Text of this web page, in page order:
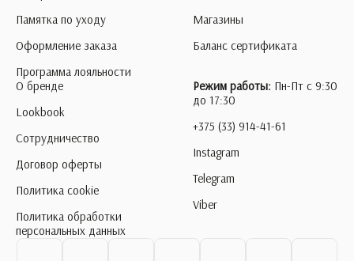
Памятка по уходу
Оформление заказа
Программа лояльности
Магазины
Баланс сертификата
О бренде
Lookbook
Сотрудничество
Договор оферты
Политика cookie
Политика обработки
персональных данных
Режим работы: Пн-Пт с 9:30
до 17:30
+375 (33) 914-41-61
Instagram
Telegram
Viber